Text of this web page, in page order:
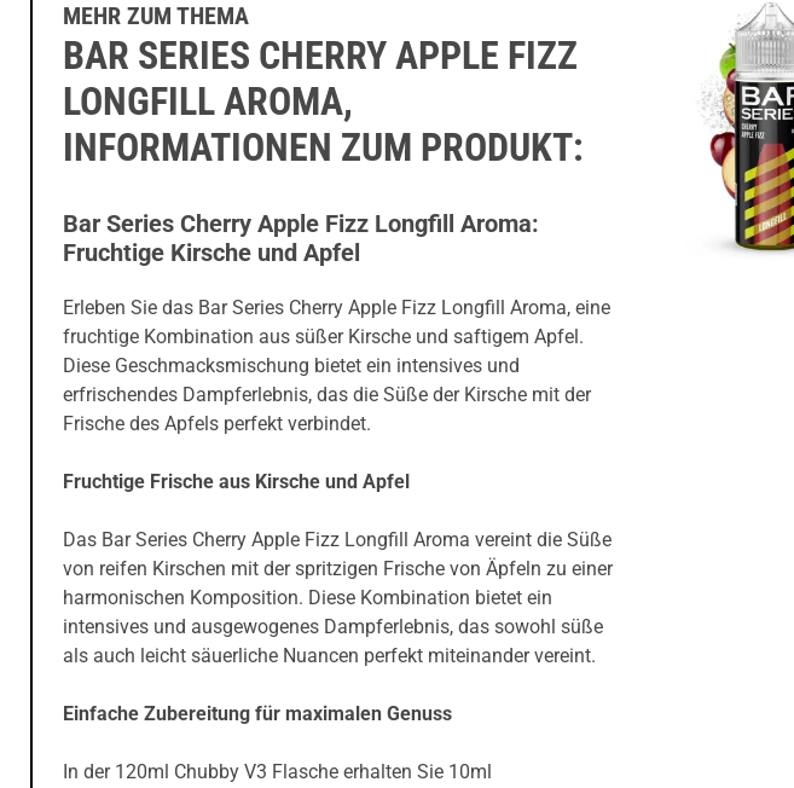
MEHR ZUM THEMA
BAR SERIES CHERRY APPLE FIZZ
LONGFILL AROMA,
INFORMATIONEN ZUM PRODUKT:
Bar Series Cherry Apple Fizz Longfill Aroma:
Fruchtige Kirsche und Apfel
Erleben Sie das Bar Series Cherry Apple Fizz Longfill Aroma, eine
fruchtige Kombination aus süßer Kirsche und saftigem Apfel.
Diese Geschmacksmischung bietet ein intensives und
erfrischendes Dampferlebnis, das die Süße der Kirsche mit der
Frische des Apfels perfekt verbindet.
Fruchtige Frische aus Kirsche und Apfel
Das Bar Series Cherry Apple Fizz Longfill Aroma vereint die Süße
von reifen Kirschen mit der spritzigen Frische von Äpfeln zu einer
harmonischen Komposition. Diese Kombination bietet ein
intensives und ausgewogenes Dampferlebnis, das sowohl süße
als auch leicht säuerliche Nuancen perfekt miteinander vereint.
Einfache Zubereitung für maximalen Genuss
In der 120ml Chubby V3 Flasche erhalten Sie 10ml